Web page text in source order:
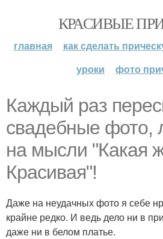
КРАСИВЫЕ
главная как сделать
уроки
фото
Каждый раз
свадебные фото,
на мысли "Какая
Красивая"!
Даже на неудачных фото я себе
крайне редко. И ведь дело ни в
даже ни в белом платье.